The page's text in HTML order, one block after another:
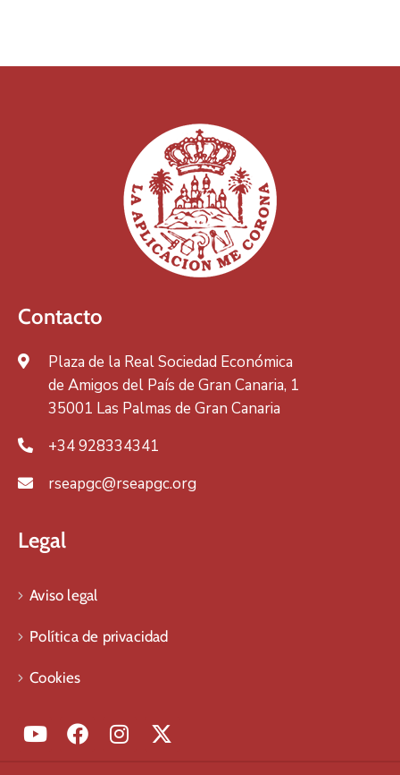
Contacto
Plaza de la Real Sociedad Económica
de Amigos del País de Gran Canaria, 1
35001 Las Palmas de Gran Canaria
+34 928334341
rseapgc@rseapgc.org
Legal
Aviso legal
Política de privacidad
Cookies